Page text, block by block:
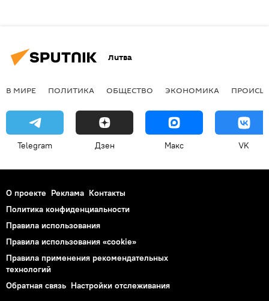
Литва
В МИРЕ ПОЛИТИКА ОБЩЕСТВО ЭКОНОМИКА
Telegram Дзен Макс VK
О проекте Реклама Контакты
Политика конфиденциальности
Правила использования
Правила использования «cookie»
Правила применения рекомендательных
технологий
Обратная связь Настройки отслеживания